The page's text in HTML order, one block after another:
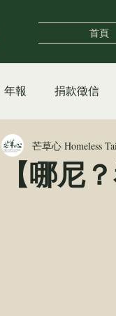
首頁
年報 捐款徵信
中心 女性據點
【哪尼
芒草心 Homeless